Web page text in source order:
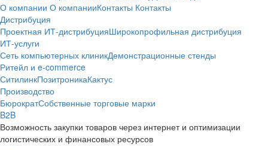
О компании О компанииКонтакты Контакты
Дистрибуция
Проектная ИТ-дистрибуцияШирокопрофильная дистрибуция
ИТ-услуги
Сеть компьютерных клиникДемонстрационные стенды
Ритейл и e-commerce
СитилинкПозитроникаКактус
Производство
БюрократСобственные торговые марки
B2B
Возможность закупки товаров через интернет и оптимизации
логистических и финансовых ресурсов